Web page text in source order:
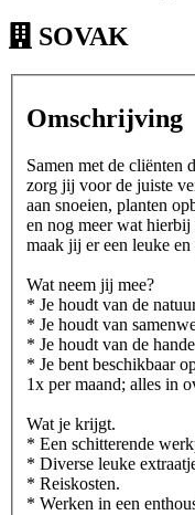
SOVAK
Omschrijving
Samen met de cliënten
zorg jij voor de juiste
aan snoeien, planten
en nog meer wat
maak jij er een leuke
Wat neem jij mee?
* Je houdt van de
* Je houdt van
* Je houdt van de
* Je bent beschikbaar
1x per maand; alles in
Wat je krijgt.
* Een schitterende
* Diverse leuke
* Reiskosten.
* Werken in een